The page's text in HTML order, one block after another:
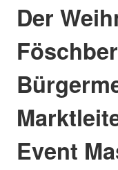
Der
Event